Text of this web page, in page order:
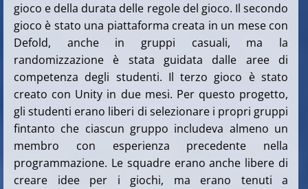
gioco e della durata delle regole del gioco. Il secondo
gioco è stato una piattaforma creata in un mese con
Defold, anche in gruppi casuali, ma la
randomizzazione è stata guidata dalle aree di
competenza degli studenti. Il terzo gioco è stato
creato con Unity in due mesi. Per questo progetto,
gli studenti erano liberi di selezionare i propri gruppi
fintanto che ciascun gruppo includeva almeno un
membro con esperienza precedente nella
programmazione. Le squadre erano anche libere di
creare idee per i giochi, ma erano tenuti a